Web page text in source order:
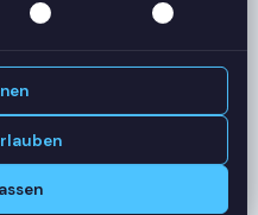
18 Sessions
78%
14 Sessions